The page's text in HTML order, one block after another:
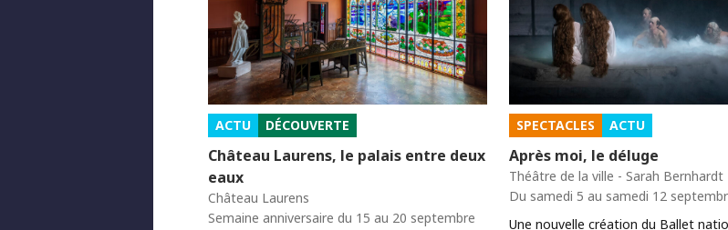
ACTU DÉCOUVERTE
Château Laurens, le palais entre deux
eaux
Château Laurens
Semaine anniversaire du 15 au 20 septembre
SPECTACLES ACTU
Après moi, le déluge
Théâtre de la ville - Sarah Bernhardt
Du samedi 5 au samedi 12
Une nouvelle création du Ballet